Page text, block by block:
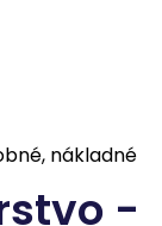
nákladné
-